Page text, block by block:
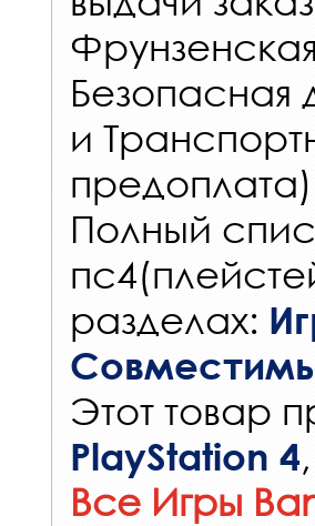
Безопасная
и
Полный
разделах:
Этот товар
PlayStation 4,
Все Игры